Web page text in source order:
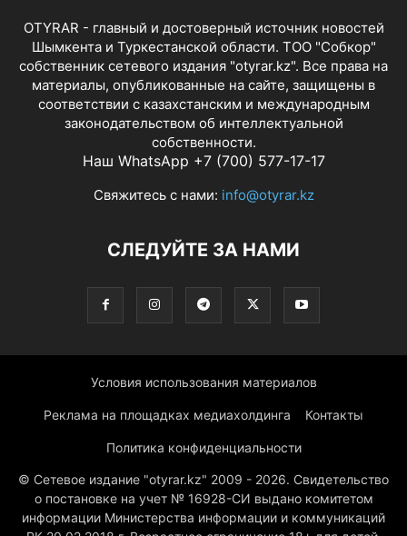
OTYRAR - главный и достоверный источник новостей
Шымкента и Туркестанской области. ТОО "Собкор"
собственник сетевого издания "otyrar.kz". Все права на
материалы, опубликованные на сайте, защищены в
соответствии с казахстанским и международным
законодательством об интеллектуальной
собственности.
Наш WhatsApp +7 (700) 577-17-17
Свяжитесь с нами: info@otyrar.kz
СЛЕДУЙТЕ ЗА НАМИ
Условия использования материалов
Реклама на площадках медиахолдинга Контакты
Политика конфиденциальности
© Сетевое издание "otyrar.kz" 2009 - 2026. Свидетельство
о постановке на учет № 16928-СИ выдано комитетом
информации Министерства информации и коммуникаций